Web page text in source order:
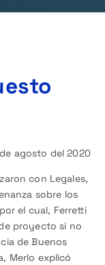
agosto del 2020
con Legales,
sobre los
el cual, Ferretti
proyecto si no
de Buenos
Merlo explicó